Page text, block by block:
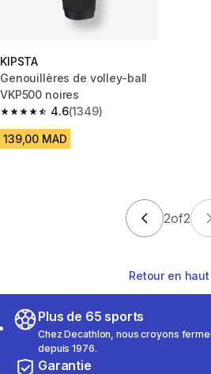
KIPSTA
Genouillères de volley-ball
VKP500 noires
4.6
4.6 out of 5 stars from 1349 reviews
(1349)
139,00 MAD
2of2
Retour en haut
Plus de 65 sports
Chez Decathlon, nous croyons
depuis 1976.
Garantie